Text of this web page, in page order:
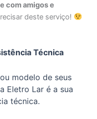
com amigos e
deste serviço!
Técnica
modelo de seus
Eletro Lar é a sua
técnica.